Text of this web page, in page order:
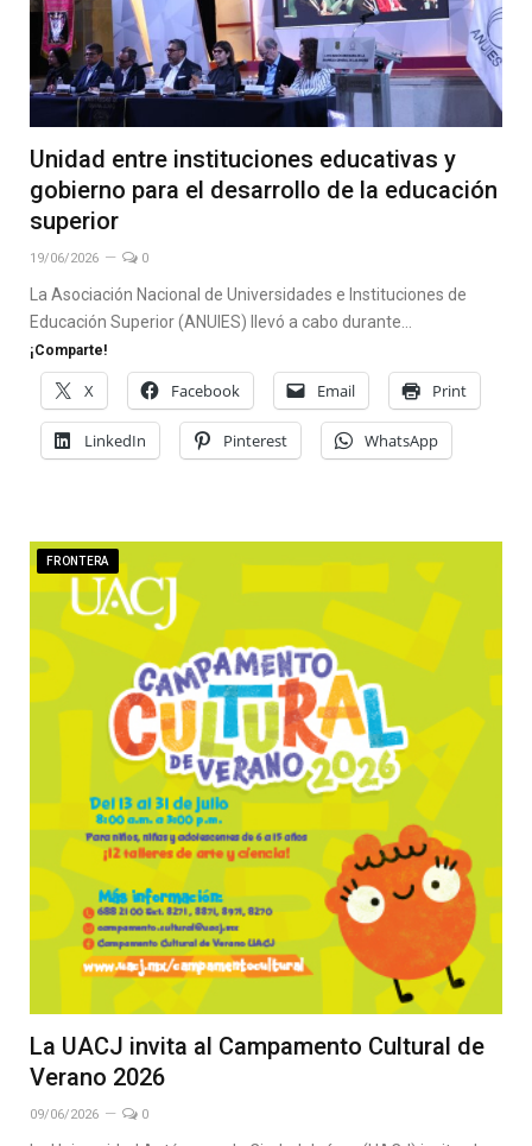
Unidad entre instituciones educativas y
gobierno para el desarrollo de la educación
superior
19/06/2026 0
La Asociación Nacional de Universidades e Instituciones de
Educación Superior (ANUIES) llevó a cabo durante…
¡Comparte!
X Facebook Email Print
LinkedIn Pinterest WhatsApp
FRONTERA
La UACJ invita al Campamento Cultural de
Verano 2026
09/06/2026 0